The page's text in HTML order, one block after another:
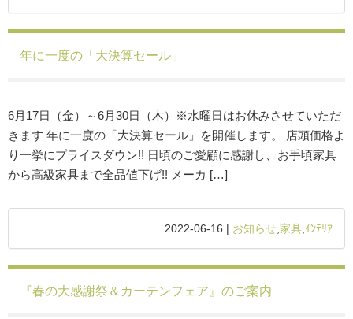
年に一度の「大決算セール」
6月17日（金）～6月30日（木）※水曜日はお休みさせていただ
きます 年に一度の「大決算セール」を開催します。 店頭価格よ
り一挙にプライスダウン!! 日頃のご愛顧に感謝し、お手頃家具
から高級家具まで全品値下げ!! メーカ […]
2022-06-16 | お知らせ 家具 ｲﾝﾃﾘｱ
『春の大感謝祭＆カーテンフェア』のご案内